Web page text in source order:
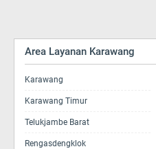
Area Layanan Karawang
Karawang
Karawang Timur
Telukjambe Barat
Rengasdengklok